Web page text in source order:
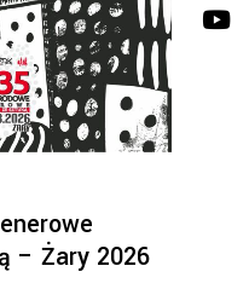
– Żary 2026